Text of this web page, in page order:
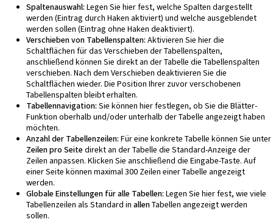
Spaltenauswahl: Legen Sie hier fest, welche Spalten dargestellt
werden (Eintrag durch Haken aktiviert) und welche ausgeblendet
werden sollen (Eintrag ohne Haken deaktiviert).
Verschieben von Tabellenspalten: Aktivieren Sie hier die
Schaltflächen für das Verschieben der Tabellenspalten,
anschließend können Sie direkt an der Tabelle die Tabellenspalten
verschieben. Nach dem Verschieben deaktivieren Sie die
Schaltflächen wieder. Die Position Ihrer zuvor verschobenen
Tabellenspalten bleibt erhalten.
Tabellennavigation: Sie können hier festlegen, ob Sie die Blätter-
Funktion oberhalb und/oder unterhalb der Tabelle angezeigt haben
möchten.
Anzahl der Tabellenzeilen: Für eine konkrete Tabelle können Sie unter
Zeilen pro Seitedirekt an der Tabelle die Standard-Anzeige der
Zeilen anpassen. Klicken Sie anschließend die Eingabe-Taste. Auf
einer Seite können maximal 300 Zeilen einer Tabelle angezeigt
werden.
Globale Einstellungen für alle Tabellen: Legen Sie hier fest, wie viele
Tabellenzeilen als Standard in allenTabellen angezeigt werden
sollen.